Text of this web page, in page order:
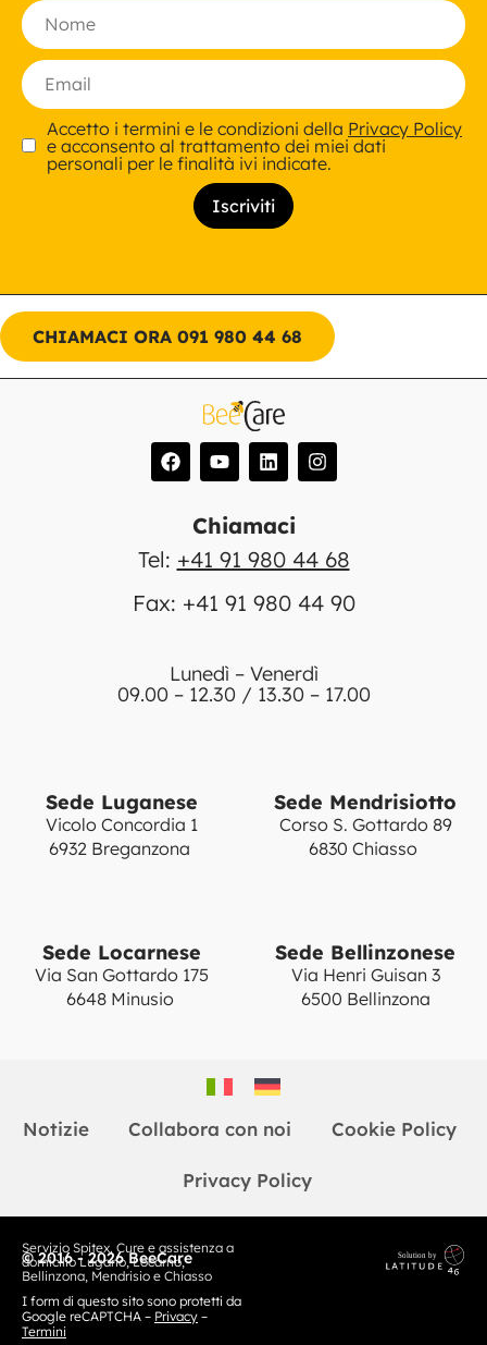
Accetto i termini e le condizioni della Privacy Policy
e acconsento al trattamento dei miei dati
personali per le finalità ivi indicate.
CHIAMACI ORA 091 980 44 68
Chiamaci
Tel: +41 91 980 44 68
Fax: +41 91 980 44 90
Lunedì – Venerdì
09.00 – 12.30 / 13.30 – 17.00
Sede Luganese
Vicolo Concordia 1
6932 Breganzona
Sede Mendrisiotto
Corso S. Gottardo 89
6830 Chiasso
Sede Locarnese
Via San Gottardo 175
6648 Minusio
Sede Bellinzonese
Via Henri Guisan 3
6500 Bellinzona
Notizie Collabora con noi Cookie Policy
Privacy Policy
© 2016 - 2026 BeeCare
Servizio Spitex. Cure e assistenza a
domicilio Lugano, Locarno,
Bellinzona, Mendrisio e Chiasso
I form di questo sito sono protetti da
Google reCAPTCHA – Privacy –
Termini